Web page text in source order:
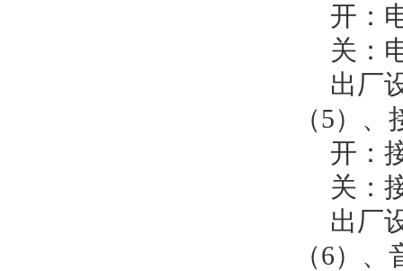
开：电
关：电
出厂设
（5）、
开：接
关：接
出厂设
（6）、